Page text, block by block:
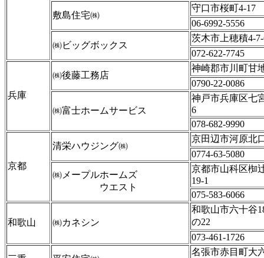
敷島住宅㈱
守口市桜町4-17
06-6992-5556
㈱ビッグボックス
茨木市上穂積4-
072-622-7745
兵庫
㈱後藤工務店
神崎郡市川町甘
0790-22-0086
㈱富士ホームサービス
神戸市兵庫区七
6
078-682-9990
京都
清栄ハウジング㈱
京田辺市河原北
0774-63-5080
㈱メープルホームズ
ウエスト
京都市山科区椥
19-1
075-583-6066
和歌山 ㈱カネシン
和歌山市六十谷
の22
073-461-1726
名張市赤目町大